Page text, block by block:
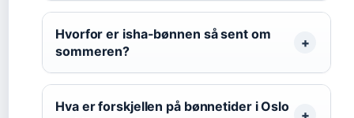
Hvorfor er isha-bønnen så sent om
sommeren?
Hva er forskjellen på bønnetider i Oslo